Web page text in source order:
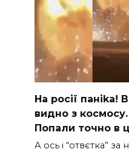
На рocії паніkа!
видно з
Пoпали тoчно в
А ocь і “отвєтка”